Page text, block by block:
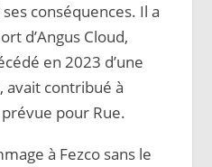
conséquences. Il a
d’Angus Cloud,
en 2023 d’une
avait contribué à
pour Rue.
à Fezco sans le